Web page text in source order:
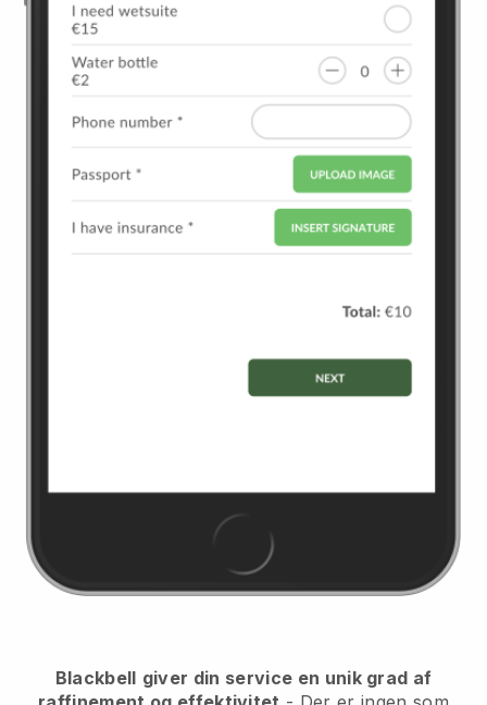
Blackbell giver din service en unik grad af